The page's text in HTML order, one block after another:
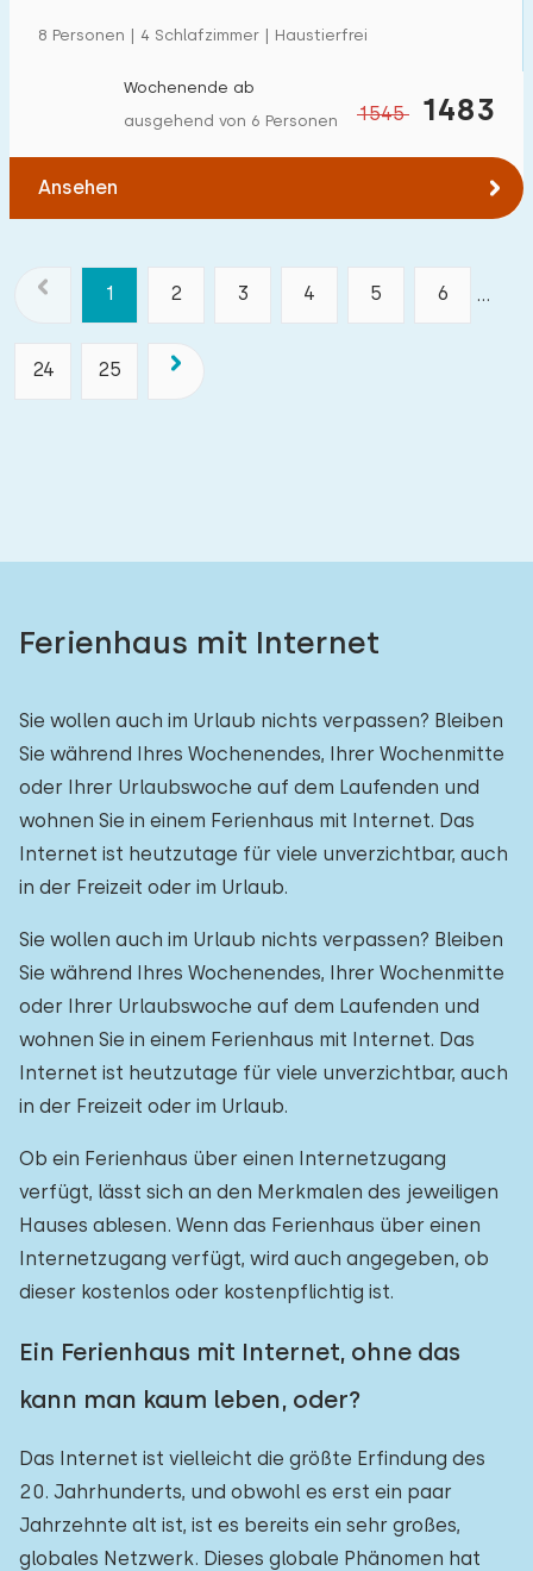
8 Personen | 4 Schlafzimmer | Haustierfrei
1545 1483
Wochenende ab
ausgehend von 6 Personen
Ansehen
1 2 3 4 5 6 ...
24 25
Ferienhaus mit Internet
Sie wollen auch im Urlaub nichts verpassen? Bleiben
Sie während Ihres Wochenendes, Ihrer Wochenmitte
oder Ihrer Urlaubswoche auf dem Laufenden und
wohnen Sie in einem Ferienhaus mit Internet. Das
Internet ist heutzutage für viele unverzichtbar, auch
in der Freizeit oder im Urlaub.
Sie wollen auch im Urlaub nichts verpassen? Bleiben
Sie während Ihres Wochenendes, Ihrer Wochenmitte
oder Ihrer Urlaubswoche auf dem Laufenden und
wohnen Sie in einem Ferienhaus mit Internet. Das
Internet ist heutzutage für viele unverzichtbar, auch
in der Freizeit oder im Urlaub.
Ob ein Ferienhaus über einen Internetzugang
verfügt, lässt sich an den Merkmalen des jeweiligen
Hauses ablesen. Wenn das Ferienhaus über einen
Internetzugang verfügt, wird auch angegeben, ob
dieser kostenlos oder kostenpflichtig ist.
Ein Ferienhaus mit Internet, ohne das
kann man kaum leben, oder?
Das Internet ist vielleicht die größte Erfindung des
20. Jahrhunderts, und obwohl es erst ein paar
Jahrzehnte alt ist, ist es bereits ein sehr großes,
globales Netzwerk. Dieses globale Phänomen hat